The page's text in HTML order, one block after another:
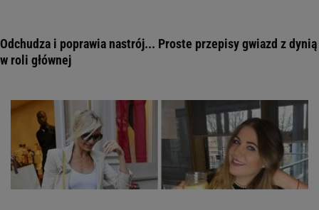
Odchudza i poprawia nastrój... Proste przepisy gwiazd z dynią
w roli głównej